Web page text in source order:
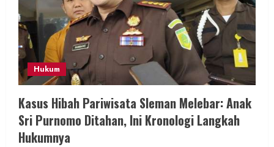
Hukum
Kasus Hibah Pariwisata Sleman Melebar: Anak
Sri Purnomo Ditahan, Ini Kronologi Langkah
Hukumnya